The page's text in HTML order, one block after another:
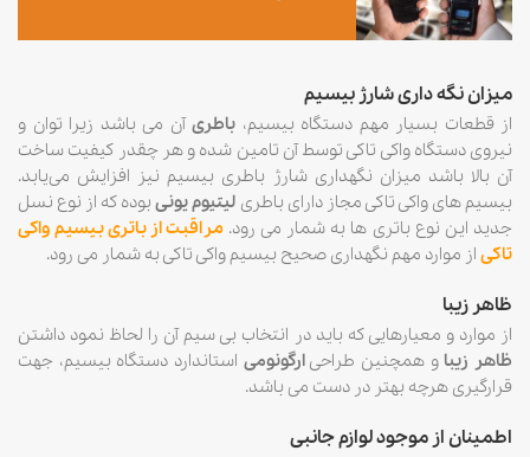
میزان نگه داری شارژ بیسیم
از قطعات بسیار مهم دستگاه بیسیم، باطری آن می باشد زیرا توان و
نیروی دستگاه واکی تاکی توسط آن تامین شده و هر چقدر کیفیت ساخت
آن بالا باشد میزان نگهداری شارژ باطری بیسیم نیز افزایش می‌یابد.
بیسیم های واکی تاکی مجاز دارای باطری لیتیوم یونیبوده که از نوع نسل
جدید این نوع باتری ها به شمار می رود.مراقبت از باتری بیسیم واکی
تاکی از موارد مهم نگهداری صحیح بیسیم واکی تاکی به شمار می رود.
ظاهر زیبا
از موارد و معیارهایی که باید در انتخاب بی سیم آن را لحاظ نمود داشتن
ظاهر زیبا و همچنین طراحیارگونومی استاندارد دستگاه بیسیم، جهت
قرارگیری هرچه بهتر در دست می باشد.
اطمینان از موجود لوازم جانبی